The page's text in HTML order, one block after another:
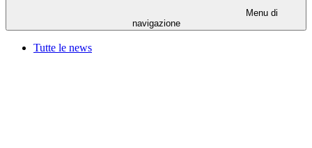
Menu di
navigazione
Tutte le news